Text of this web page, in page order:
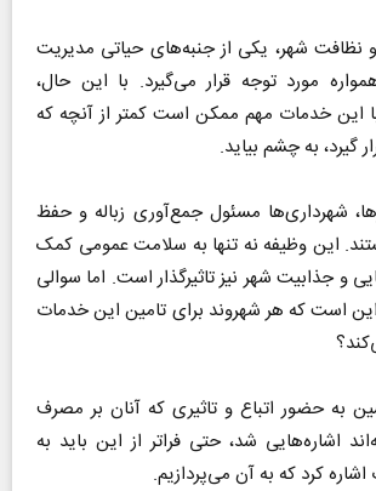
نظافت شهر، یکی از جنبه‌های حیاتی مدیریت
مورد توجه قرار می‌گیرد. با این حال،
این خدمات مهم ممکن است کمتر از آنچه که
گیرد، به چشم بیاید.
شهرداری‌ها مسئول جمع‌آوری زباله و حفظ
این وظیفه نه تنها به سلامت عمومی کمک
و جذابیت شهر نیز تاثیرگذار است. اما سوالی
است که هر شهروند برای تامین این خدمات
به حضور اتباع و تاثیری که آنان بر مصرف
اشاره‌هایی شد، حتی فراتر از این باید به
اشاره کرد که به آن می‌پردازیم.